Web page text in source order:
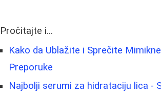
Pročitajte i...
Kako da Ublažite i Sprečite
Preporuke
Najbolji serumi za hidrataciju lica -